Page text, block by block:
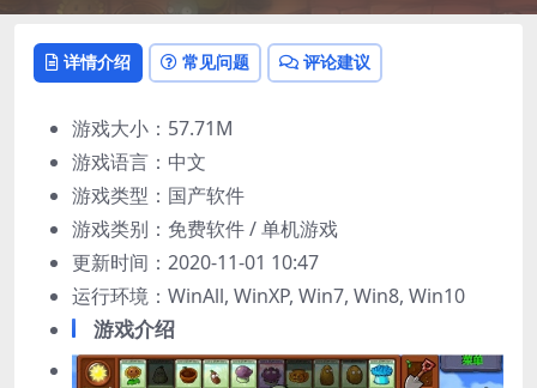
详情介绍 常见问题 评论建议
游戏大小：57.71M
游戏语言：中文
游戏类型：国产软件
游戏类别：免费软件 / 单机游戏
更新时间：2020-11-01 10:47
运行环境：WinAll, WinXP, Win7, Win8, Win10
游戏介绍